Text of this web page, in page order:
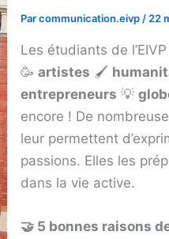
Parcommunication.eivp / 22
Les étudiants de
🥳artistes 🖌️
entrepreneurs 💡
encore ! De
leur permettent
passions. Elles les
dans la vie active.
🤝 5 bonnes raisons